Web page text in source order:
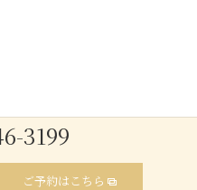
3199
ご予約はこちら